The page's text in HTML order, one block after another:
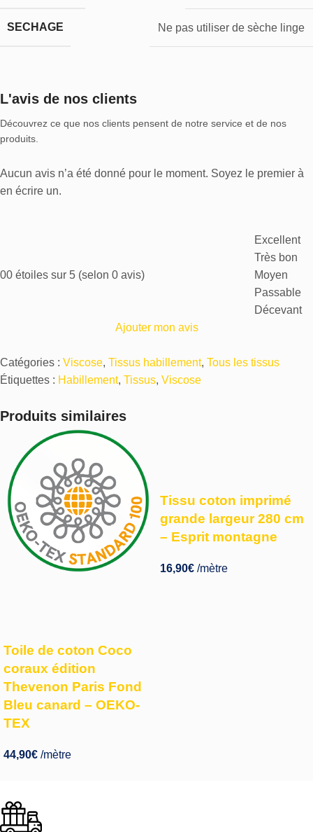
SECHAGE Ne pas utiliser de sèche linge
L'avis de nos clients
Découvrez ce que nos clients pensent de notre service et de nos
produits.
Aucun avis n’a été donné pour le moment. Soyez le premier à
en écrire un.
00 étoiles sur 5 (selon 0 avis)
Excellent
Très bon
Moyen
Passable
Décevant
Ajouter mon avis
Catégories : Viscose, Tissus habillement, Tous les tissus
Étiquettes : Habillement, Tissus, Viscose
Produits similaires
Toile de coton Coco
coraux édition
Thevenon Paris Fond
Bleu canard – OEKO-
TEX
44,90€ /mètre
Tissu coton imprimé
grande largeur 280 cm
– Esprit montagne
16,90€ /mètre